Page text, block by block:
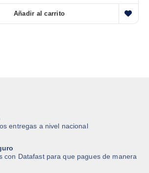
Añadir al carrito
entregas a nivel nacional
con Datafast para que pagues de manera